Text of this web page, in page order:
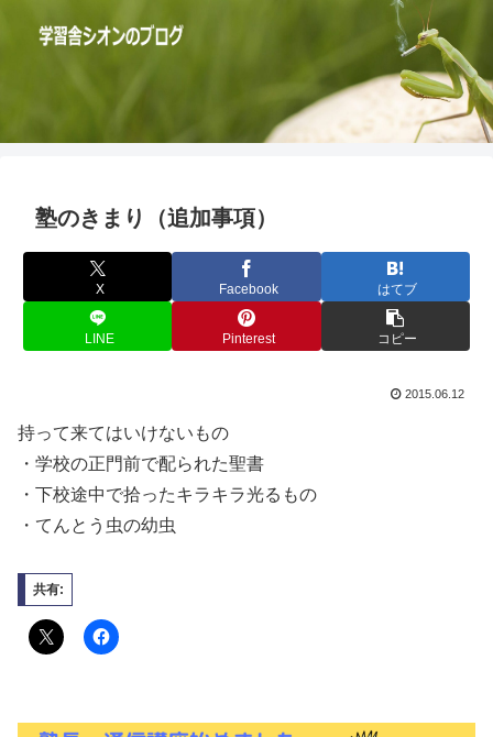
塾のきまり（追加事項）
X Facebook はてブ
LINE Pinterest コピー
2015.06.12
持って来てはいけないもの
・学校の正門前で配られた聖書
・下校途中で拾ったキラキラ光るもの
・てんとう虫の幼虫
共有: